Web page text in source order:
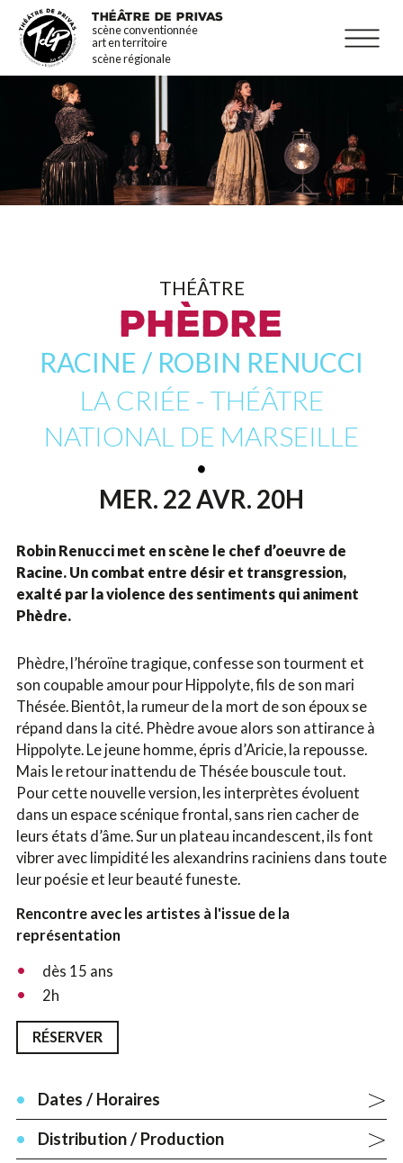
Aller
contenu
principal
THÉÂTRE DE PRIVAS
scène conventionnée
art en territoire
scène régionale
La programmation
Infos pratiques
THÉÂTRE
PHÈDRE
RACINE / ROBIN RENUCCI
LA CRIÉE - THÉÂTRE
NATIONAL DE MARSEILLE
MER. 22 AVR. 20H
Robin Renucci met en scène le chef d’oeuvre de
Racine. Un combat entre désir et transgression,
exalté par la violence des sentiments qui animent
Phèdre.
Phèdre, l’héroïne tragique, confesse son tourment et
son coupable amour pour Hippolyte, fils de son mari
Thésée. Bientôt, la rumeur de la mort de son époux se
répand dans la cité. Phèdre avoue alors son attirance à
Hippolyte. Le jeune homme, épris d’Aricie, la repousse.
Mais le retour inattendu de Thésée bouscule tout.
Pour cette nouvelle version, les interprètes évoluent
dans un espace scénique frontal, sans rien cacher de
leurs états d’âme. Sur un plateau incandescent, ils font
vibrer avec limpidité les alexandrins raciniens dans toute
leur poésie et leur beauté funeste.
Rencontre avec les artistes à l'issue de la
représentation
dès 15 ans
2h
RÉSERVER
Dates / Horaires
Distribution / Production